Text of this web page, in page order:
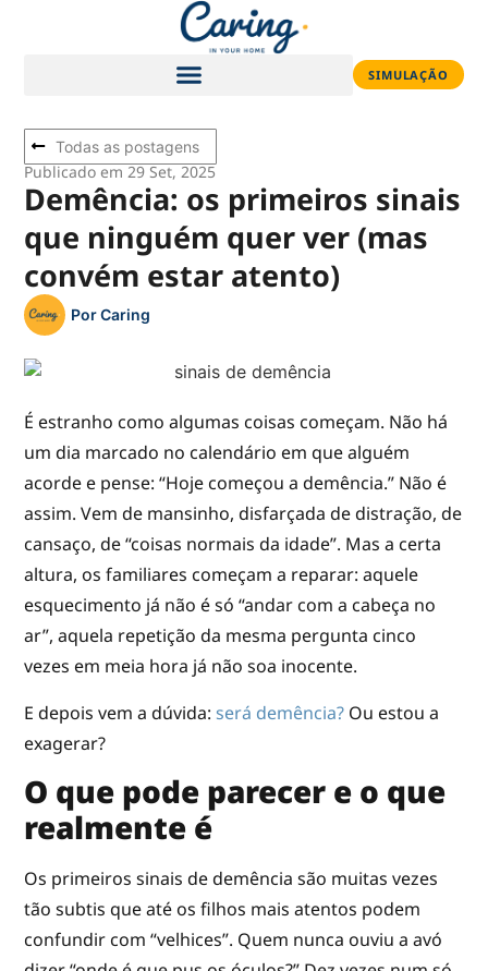
SIMULAÇÃO
Todas as postagens
Publicado em 29 Set, 2025
Demência: os primeiros sinais
que ninguém quer ver (mas
convém estar atento)
PorCaring
É estranho como algumas coisas começam. Não há
um dia marcado no calendário em que alguém
acorde e pense: “Hoje começou a demência.” Não é
assim. Vem de mansinho, disfarçada de distração, de
cansaço, de “coisas normais da idade”. Mas a certa
altura, os familiares começam a reparar: aquele
esquecimento já não é só “andar com a cabeça no
ar”, aquela repetição da mesma pergunta cinco
vezes em meia hora já não soa inocente.
E depois vem a dúvida:será demência? Ou estou a
exagerar?
O que pode parecer e o que
realmente é
Os primeiros sinais de demência são muitas vezes
tão subtis que até os filhos mais atentos podem
confundir com “velhices”. Quem nunca ouviu a avó